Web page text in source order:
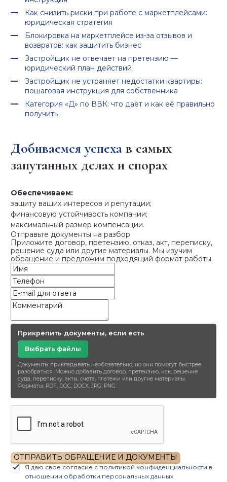
Как снизить риски при работе с маркетплейсами:
юридическая стратегия
Блокировка на маркетплейсе из‑за отзывов и
возвратов: как защитить бизнес
Застройщик не отвечает на претензию —
юридический план действий
Застройщик не устраняет недостатки квартиры:
пошаговая инструкция для собственника
Категория «Д» по ВВК: что даёт и как её правильно
получить
Добиваемся успеха в самых
запутанных делах и спорах
Обеспечиваем:
защиту ваших интересов и репутации;
финансовую устойчивость компании;
максимальный размер компенсации.
Отправьте документы на разбор
Приложите договор, претензию, отказ, акт, переписку,
решение суда или другие материалы. Мы изучим
обращение и предложим подходящий формат работы.
Прикрепить документы, если есть
Выбрать файлы
Документы прикладывать необязательно, но они помогут быстрее
разобраться. Можно добавить договор, претензию, иск, решение
суда, переписку, акты, счета, платежи или другие материалы.
Форматы: PDF, DOC, DOCX, JPG, PNG.
ОТПРАВИТЬ ОБРАЩЕНИЕ И ДОКУМЕНТЫ
Я даю свое согласие с политикой конфиденциальности в
отношении обработки персональных данных